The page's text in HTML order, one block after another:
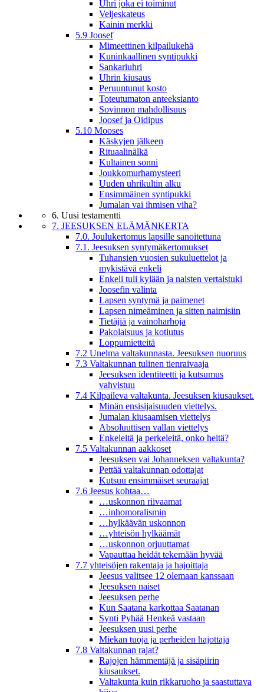
Uhri joka ei toiminut
Veljeskateus
Kainin merkki
5.9 Joosef
Mimeettinen kilpailukehä
Kuninkaallinen syntipukki
Sankariuhri
Uhrin kiusaus
Peruuntunut kosto
Toteutumaton anteeksianto
Sovinnon mahdollisuus
Joosef ja Oidipus
5.10 Mooses
Käskyjen jälkeen
Rituaalinälkä
Kultainen sonni
Joukkomurhamysteeri
Uuden uhrikultin alku
Ensimmäinen syntipukki
Jumalan vai ihmisen viha?
6. Uusi testamentti
7. JEESUKSEN ELÄMÄNKERTA
7.0. Joulukertomus lapsille sanoitettuna
7.1. Jeesuksen syntymäkertomukset
Tuhansien vuosien sukuluettelot ja
mykistävä enkeli
Enkeli tuli kylään ja naisten vertaistuki
Joosefin valinta
Lapsen syntymä ja paimenet
Lapsen nimeäminen ja sitten naimisiin
Tietäjiä ja vainoharhoja
Pakolaisuus ja kotiutus
Loppumietteitä
7.2 Unelma valtakunnasta. Jeesuksen nuoruus
7.3 Valtakunnan tulinen tienraivaaja
Jeesuksen identiteetti ja kutsumus
vahvistuu
7.4 Kilpaileva valtakunta. Jeesuksen kiusaukset.
Minän ensisijaisuuden viettelys.
Jumalan kiusaamisen viettelys
Absoluuttisen vallan viettelys
Enkeleitä ja perkeleitä, onko heitä?
7.5 Valtakunnan aakkoset
Jeesuksen vai Johanneksen valtakunta?
Pettää valtakunnan odottajat
Kutsuu ensimmäiset seuraajat
7.6 Jeesus kohtaa…
…uskonnon riivaamat
…inhomoralismin
…hylkäävän uskonnon
…yhteisön hylkäämät
…uskonnon orjuuttamat
Vapauttaa heidät tekemään hyvää
7.7 yhteisöjen rakentaja ja hajoittaja
Jeesus valitsee 12 olemaan kanssaan
Jeesuksen naiset
Jeesuksen perhe
Kun Saatana karkottaa Saatanan
Synti Pyhää Henkeä vastaan
Jeesuksen uusi perhe
Miekan tuoja ja perheiden hajottaja
7.8 Valtakunnan rajat?
Rajojen hämmentäjä ja sisäpiirin
kiusaukset.
Valtakunta kuin rikkaruoho ja saastuttava